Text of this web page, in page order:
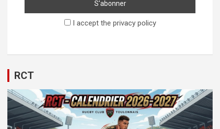
I accept the privacy policy
RCT